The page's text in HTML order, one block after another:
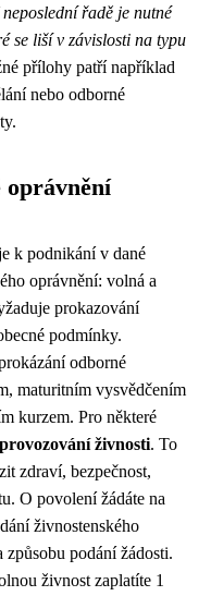
neposlední řadě je nutné
se liší v závislosti na typu
přílohy patří například
nebo odborné
oprávnění
k podnikání v dané
oprávnění: volná a
prokazování
podmínky.
odborné
maturitním vysvědčením
kurzem. Pro některé
živnosti. To
zdraví, bezpečnost,
O povolení žádáte na
živnostenského
podání žádosti.
živnost zaplatíte 1